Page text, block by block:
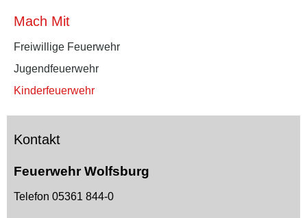
Mach Mit
Freiwillige Feuerwehr
Jugendfeuerwehr
Kinderfeuerwehr
Kontakt
Feuerwehr Wolfsburg
Telefon 05361 844-0